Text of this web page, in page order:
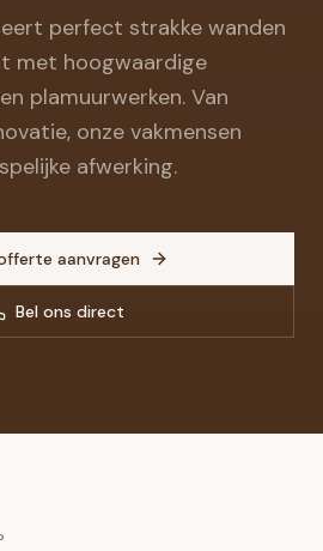
perfect strakke wanden
met hoogwaardige
plamuurwerken. Van
onze vakmensen
afwerking.
aanvragen
Bel ons direct